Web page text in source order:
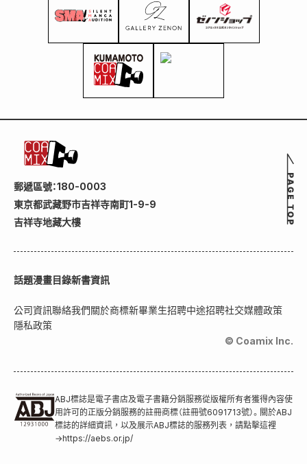
郵遞區號：180-0003
東京都武藏野市吉祥寺南町1-9-9
吉祥寺地藏大樓
話題漫畫目錄新書資訊
公司資訊聯絡我們關於商標新畢業生招聘中途招聘社交媒體政策
隱私政策
© Coamix Inc.
ABJ標誌是電子書店及電子書籍分銷服務從版權所有者獲得內容使
用許可的正版分銷服務的註冊商標（註冊號6091713號）。關於ABJ
標誌的詳細資訊，以及展示ABJ標誌的服務列表，請點擊這裡
→https://aebs.or.jp/